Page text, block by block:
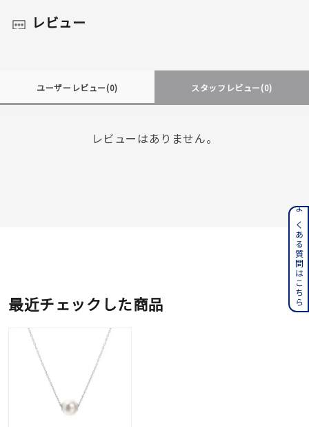
レビュー
ユーザーレビュー(0) スタッフレビュー(0)
レビューはありません。
最近チェックした商品 よくある質問はこちら